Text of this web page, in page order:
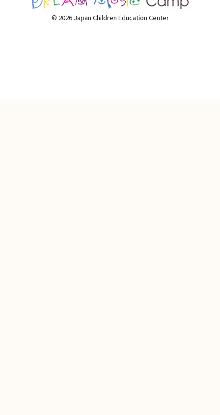
© 2026 Japan Children Education Center